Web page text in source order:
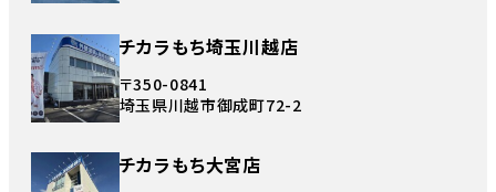
チカラもち埼玉川越店
〒350-0841
埼玉県川越市御成町72-2
チカラもち大宮店